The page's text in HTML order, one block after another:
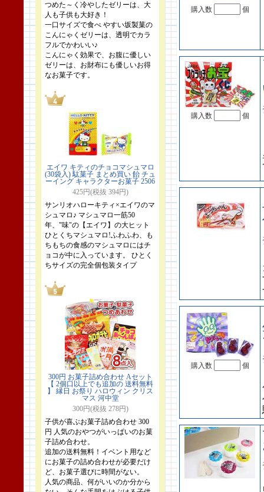
つめた～く冷やしたゼリーは、大
人も子供も大好き！
一口サイズで食べ やすい坂製菓の
こんにゃくゼリーは、透明でカラ
フルでかわいい♪
こんにゃく効果で、お腹に優しい
ゼリーは、お財布にも優しいお得
なお菓子です。
エイワ キティのチョコマシュマロ
(30袋入) 駄菓子 まとめ買い 飴 チュ
ーイング キャラクターお菓子 2506
425円(税抜 394円)
サンリオハローキティ×エイワのマ
シュマロ♪ マシュマロ一筋50
年、"味"の【エイワ】の大ヒット
ひとくちマシュマロ!ふわふわ、も
ちもちの食感のマシュマロにはチ
ョコが中に入っています。 ひとく
ちサイズの完全個包装タイプ
300円 お菓子詰め合わせ Aセット
【 2個口以上でも追加の 送料無料
】 縁日 お祭り ハロウィン クリス
マス 河中堂
300円(税抜 278円)
子供が喜ぶお菓子詰め合わせ 300
円 人気のおやつがいっぱいのお菓
子詰め合わせ。
追加の送料無料！イベント用など
にお菓子の詰め合わせが必要だけ
ど、お菓子選びに時間がない。
人気の商品、何がいいのか分から
購入数 個
購入数 個
購入数 個